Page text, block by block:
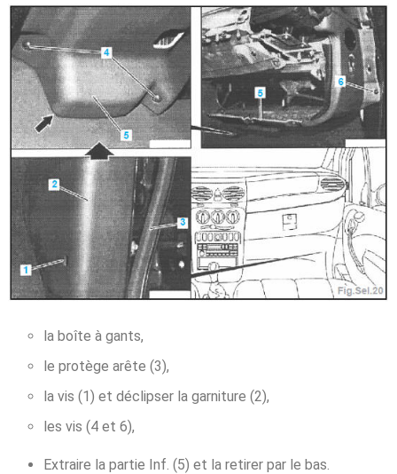
la boîte à gants,
le protège arête (3),
la vis (1) et déclipser la garniture (2),
les vis (4 et 6),
Extraire la partie Inf. (5) et la retirer par le bas.